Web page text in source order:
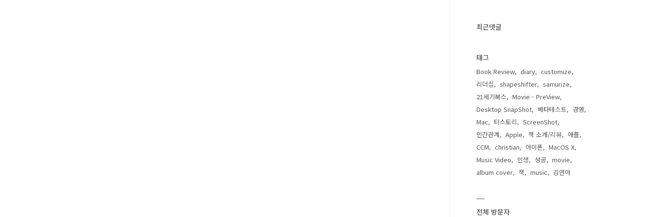
최근댓글
태그
Book Review diary
customize
리더십
shapeshifter
samurize
21세기북스
Movie - PreView
Desktop SnapShot
베타테스트
경영
Mac
티스토리
ScreenShot
인간관계
Apple 책 소개/리뷰
애플
CCM
christian 아이폰
MacOS X
Music Video
인생 성공
movie
album cover
책 music 김연아
전체 방문자